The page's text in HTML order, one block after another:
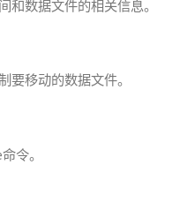
和数据文件的相关信息。
要移动的数据文件。
令。